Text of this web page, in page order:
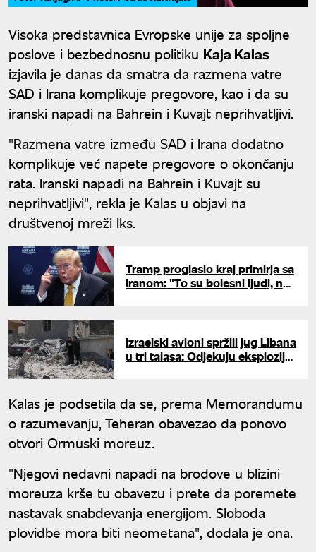
Visoka predstavnica Evropske unije za spoljne
poslove i bezbednosnu politiku Kaja Kalas
izjavila je danas da smatra da razmena vatre
SAD i Irana komplikuje pregovore, kao i da su
iranski napadi na Bahrein i Kuvajt neprihvatljivi.
"Razmena vatre između SAD i Irana dodatno
komplikuje već napete pregovore o okončanju
rata. Iranski napadi na Bahrein i Kuvajt su
neprihvatljivi", rekla je Kalas u objavi na
društvenoj mreži Iks.
Tramp proglasio kraj primirja sa
Iranom: "To su bolesni ljudi, ne
Izraelski avioni spržili jug Libana
u tri talasa: Odjekuju eksplozije
Kalas je podsetila da se, prema Memorandumu
o razumevanju, Teheran obavezao da ponovo
otvori Ormuski moreuz.
"Njegovi nedavni napadi na brodove u blizini
moreuza krše tu obavezu i prete da poremete
nastavak snabdevanja energijom. Sloboda
plovidbe mora biti neometana", dodala je ona.